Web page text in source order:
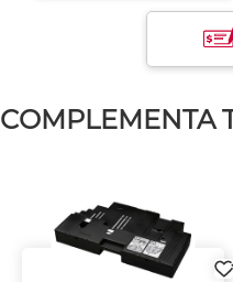
COMPLEMENTA